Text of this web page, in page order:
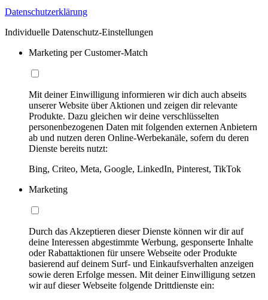
Datenschutzerklärung
Individuelle Datenschutz-Einstellungen
Marketing per Customer-Match
Mit deiner Einwilligung informieren wir dich auch abseits
unserer Website über Aktionen und zeigen dir relevante
Produkte. Dazu gleichen wir deine verschlüsselten
personenbezogenen Daten mit folgenden externen Anbietern
ab und nutzen deren Online-Werbekanäle, sofern du deren
Dienste bereits nutzt:
Bing, Criteo, Meta, Google, LinkedIn, Pinterest, TikTok
Marketing
Durch das Akzeptieren dieser Dienste können wir dir auf
deine Interessen abgestimmte Werbung, gesponserte Inhalte
oder Rabattaktionen für unsere Webseite oder Produkte
basierend auf deinem Surf- und Einkaufsverhalten anzeigen
sowie deren Erfolge messen. Mit deiner Einwilligung setzen
wir auf dieser Webseite folgende Drittdienste ein: